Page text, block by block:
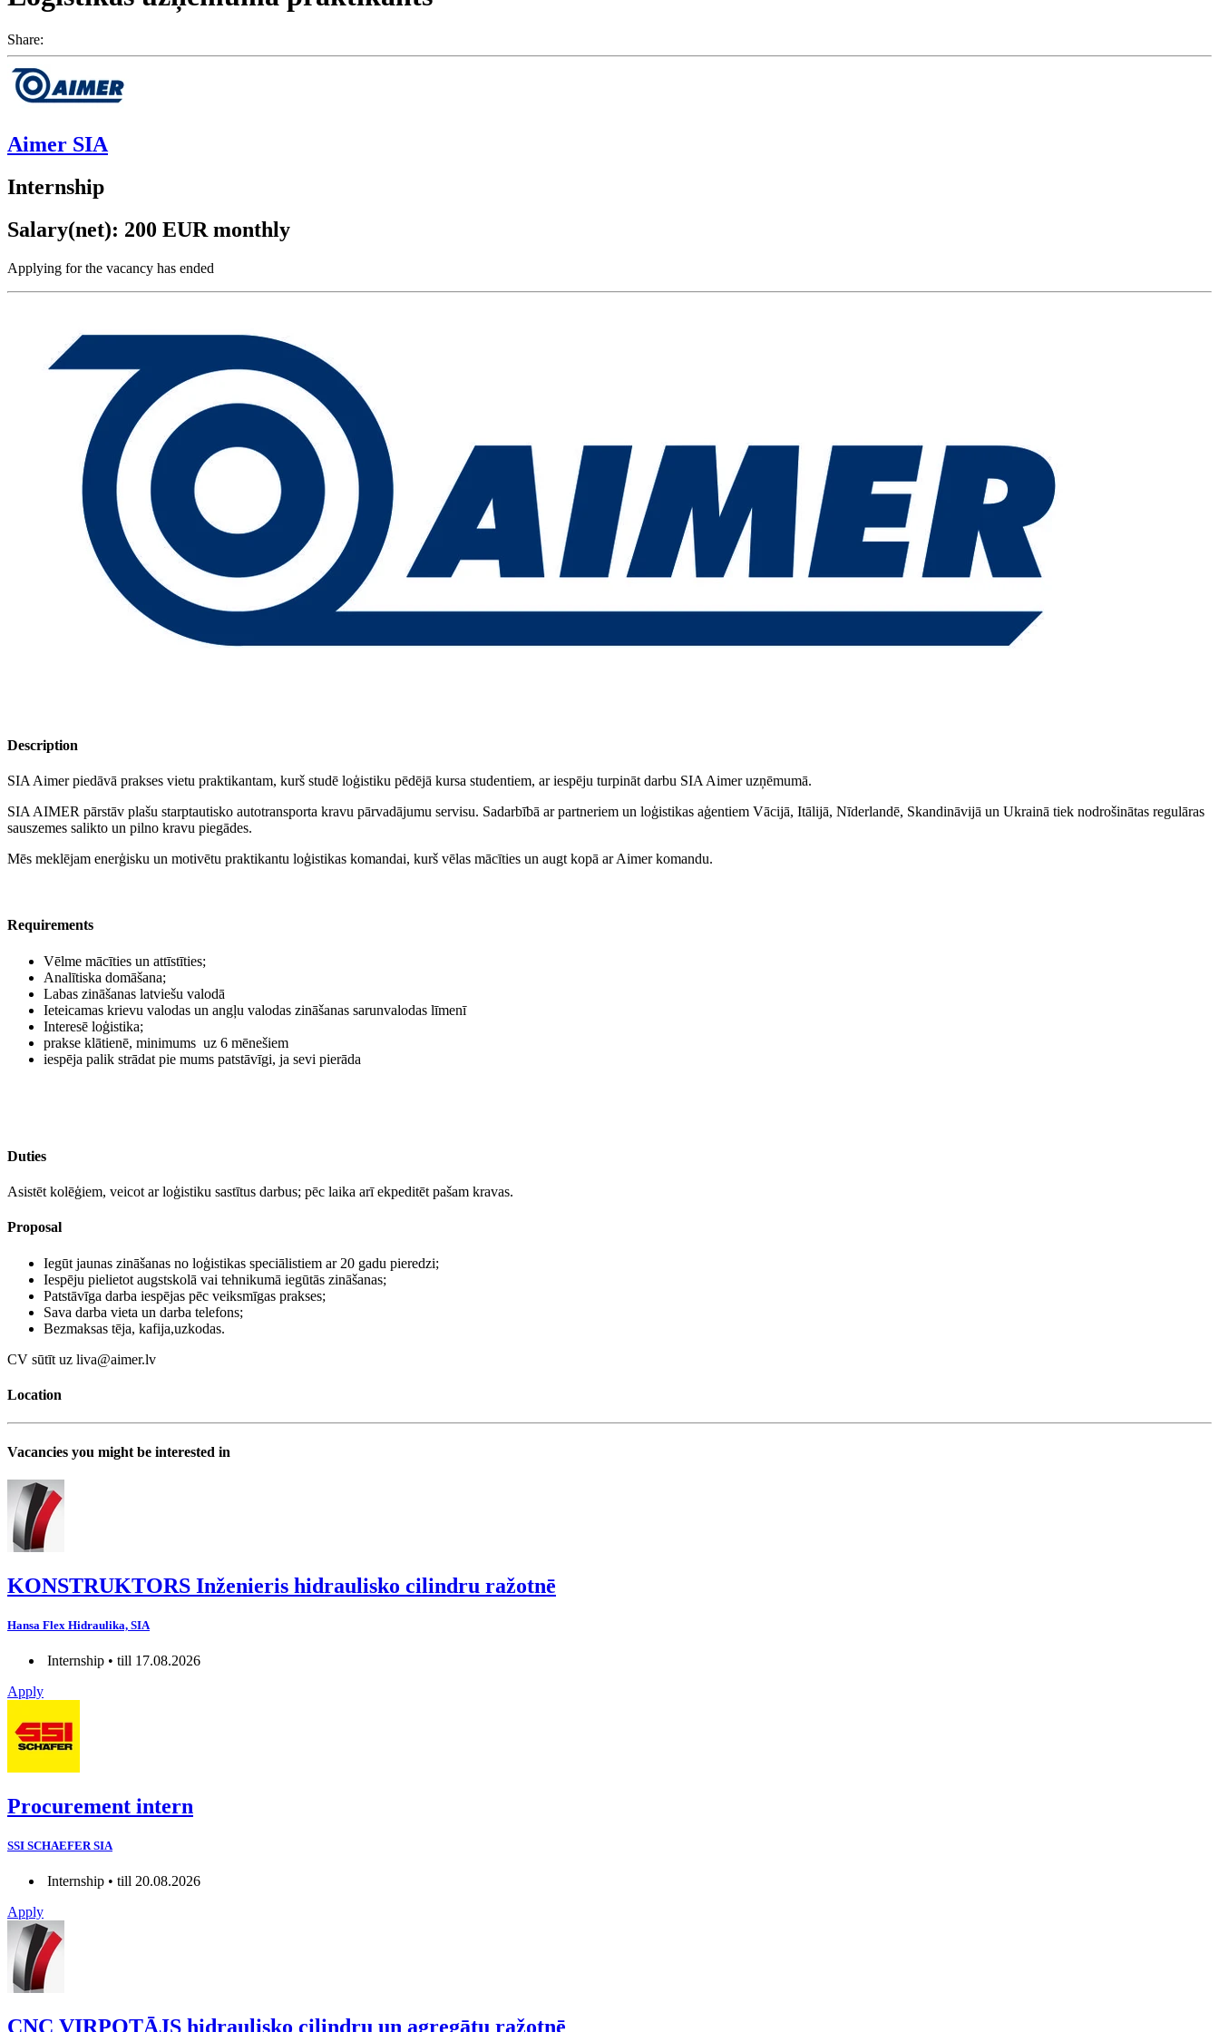
Share:
Aimer SIA
Internship
Salary(net): 200 EUR monthly
Applying for the vacancy has ended
Description
SIA Aimer piedāvā prakses vietu praktikantam, kurš studē loģistiku pēdējā kursa studentiem, ar iespēju turpināt darbu SIA Aimer uzņēmumā.
SIA AIMER pārstāv plašu starptautisko autotransporta kravu pārvadājumu servisu. Sadarbībā ar partneriem un loģistikas aģentiem Vācijā, Itālijā, Nīderlandē, Skandināvijā un Ukrainā tiek nodrošinātas regulāras
sauszemes salikto un pilno kravu piegādes.
Mēs meklējam enerģisku un motivētu praktikantu loģistikas komandai, kurš vēlas mācīties un augt kopā ar Aimer komandu.
Requirements
Vēlme mācīties un attīstīties;
Analītiska domāšana;
Labas zināšanas latviešu valodā
Ieteicamas krievu valodas un angļu valodas zināšanas sarunvalodas līmenī
Interesē loģistika;
prakse klātienē, minimums uz 6 mēnešiem
iespēja palik strādat pie mums patstāvīgi, ja sevi pierāda
Duties
Asistēt kolēģiem, veicot ar loģistiku sastītus darbus; pēc laika arī ekpeditēt pašam kravas.
Proposal
Iegūt jaunas zināšanas no loģistikas speciālistiem ar 20 gadu pieredzi;
Iespēju pielietot augstskolā vai tehnikumā iegūtās zināšanas;
Patstāvīga darba iespējas pēc veiksmīgas prakses;
Sava darba vieta un darba telefons;
Bezmaksas tēja, kafija,uzkodas.
CV sūtīt uz liva@aimer.lv
Location
Vacancies you might be interested in
KONSTRUKTORS Inženieris hidraulisko cilindru ražotnē
Hansa Flex Hidraulika, SIA
Internship • till 17.08.2026
Apply
Procurement intern
SSI SCHAEFER SIA
Internship • till 20.08.2026
Apply
CNC VIRPOTĀJS hidraulisko cilindru un agregātu ražotnē